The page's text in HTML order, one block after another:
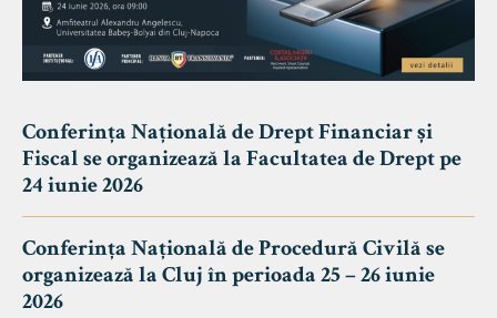
Conferința Națională de Drept Financiar și
Fiscal se organizează la Facultatea de Drept pe
24 iunie 2026
Conferința Națională de Procedură Civilă se
organizează la Cluj în perioada 25 – 26 iunie
2026